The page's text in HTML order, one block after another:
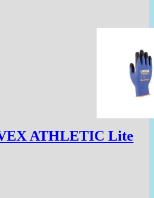
ATHLETIC Lite